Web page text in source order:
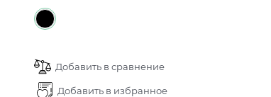
Добавить в сравнение
Добавить в избранное